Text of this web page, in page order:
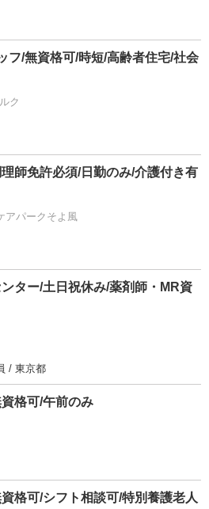
フ/無資格可/時短/高齢者住宅/社会
ク
師免許必須/日勤のみ/介護付き有
アパークそよ風
ター/土日祝休み/薬剤師・MR資
/ 東京都
格可/午前のみ
格可/シフト相談可/特別養護老人